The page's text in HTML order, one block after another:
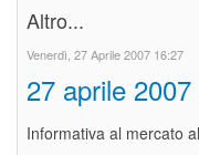
Altro...
Venerdì, 27 Aprile 2007 16:27
27 aprile 2007
Informativa al mercato